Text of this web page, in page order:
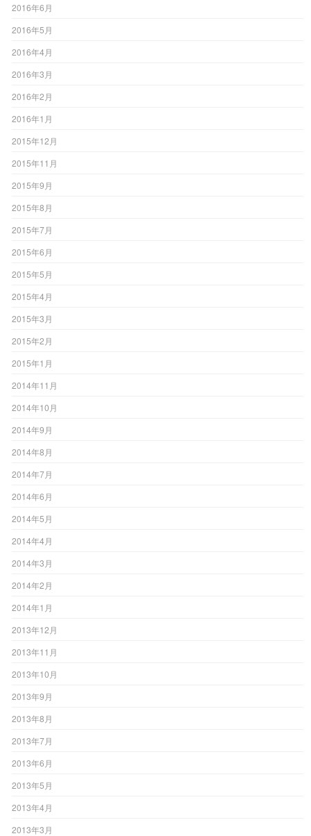
2016年6月
2016年5月
2016年4月
2016年3月
2016年2月
2016年1月
2015年12月
2015年11月
2015年9月
2015年8月
2015年7月
2015年6月
2015年5月
2015年4月
2015年3月
2015年2月
2015年1月
2014年11月
2014年10月
2014年9月
2014年8月
2014年7月
2014年6月
2014年5月
2014年4月
2014年3月
2014年2月
2014年1月
2013年12月
2013年11月
2013年10月
2013年9月
2013年8月
2013年7月
2013年6月
2013年5月
2013年4月
2013年3月